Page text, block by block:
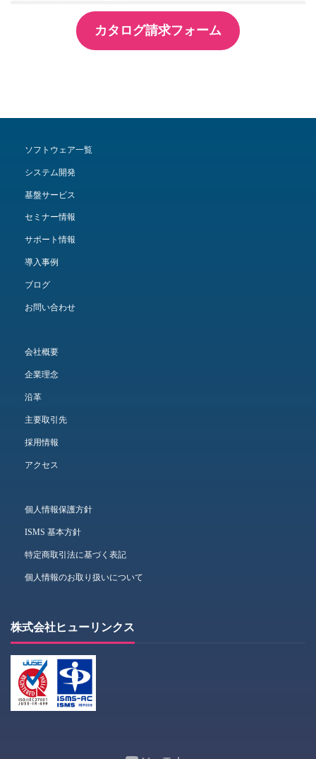
カタログ請求フォーム
ソフトウェア一覧
システム開発
基盤サービス
セミナー情報
サポート情報
導入事例
ブログ
お問い合わせ
会社概要
企業理念
沿革
主要取引先
採用情報
アクセス
個人情報保護方針
ISMS 基本方針
特定商取引法に基づく表記
個人情報のお取り扱いについて
株式会社ヒューリンクス